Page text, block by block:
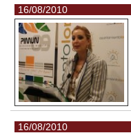
16/08/2010
16/08/2010